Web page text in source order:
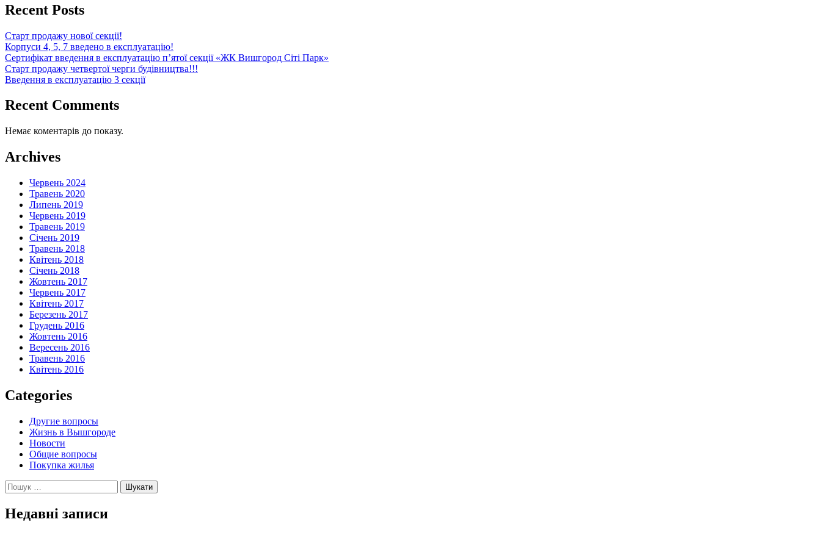
Recent Posts
Старт продажу нової секції!
Корпуси 4, 5, 7 введено в експлуатацію!
Сертифікат введення в експлуатацію п’ятої секції «ЖК Вишгород Сіті Парк»
Старт продажу четвертої черги будівництва!!!
Введення в експлуатацію 3 секції
Recent Comments
Немає коментарів до показу.
Archives
Червень 2024
Травень 2020
Липень 2019
Червень 2019
Травень 2019
Січень 2019
Травень 2018
Квітень 2018
Січень 2018
Жовтень 2017
Червень 2017
Квітень 2017
Березень 2017
Грудень 2016
Жовтень 2016
Вересень 2016
Травень 2016
Квітень 2016
Categories
Другие вопросы
Жизнь в Вышгороде
Новости
Общие вопросы
Покупка жилья
Пошук:
Недавні записи